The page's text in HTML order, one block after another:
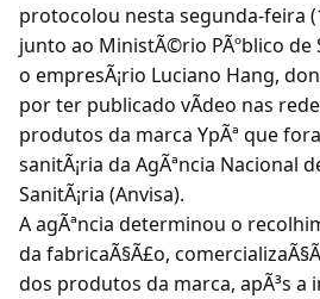
protocolou nesta segunda-feira
junto ao MinistÃ©rio PÃºblico de
o empresÃ¡rio Luciano Hang,
por ter publicado vÃdeo nas
produtos da marca YpÃª que
sanitÃ¡ria da AgÃªncia Nacional
SanitÃ¡ria (Anvisa).
A agÃªncia determinou o
da fabricaÃ§Ã£o,
dos produtos da marca, apÃ³s a